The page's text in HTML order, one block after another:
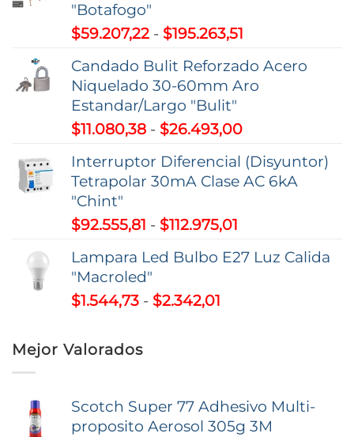
"Botafogo"
$59.207,22 - $195.263,51
precios:
desde
$195.263,51
Candado Bulit Reforzado Acero
Niquelado 30-60mm Aro
Estandar/Largo "Bulit"
$11.080,38 - $26.493,00Rango
precios:
desde
$26.493,00
Interruptor Diferencial (Disyuntor)
Tetrapolar 30mA Clase AC 6kA
"Chint"
$92.555,81 - $112.975,01
precios:
Lampara Led Bulbo E27 Luz Calida
"Macroled"
$1.544,73 - $2.342,01
hasta
$2.342,01
Mejor Valorados
Scotch Super 77 Adhesivo Multi-
proposito Aerosol 305g 3M